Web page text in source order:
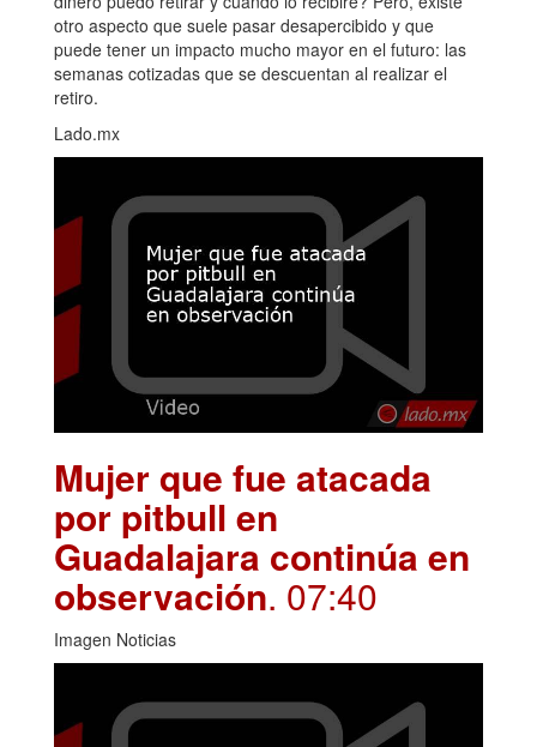
otro aspecto que suele pasar desapercibido y que
puede tener un impacto mucho mayor en el futuro: las
semanas cotizadas que se descuentan al realizar el
retiro.
Lado.mx
Mujer que fue atacada
por pitbull en
Guadalajara continúa en
observación. 07:40
Imagen Noticias